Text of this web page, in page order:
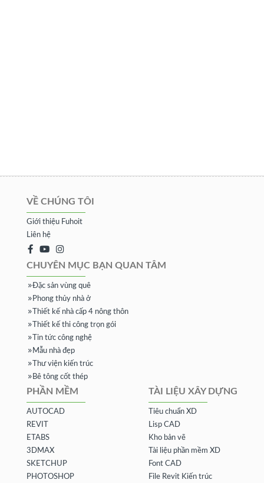
VỀ CHÚNG TÔI
Giới thiệu Fuhoit
Liên hệ
CHUYÊN MỤC BẠN QUAN TÂM
Đặc sản vùng quê
Phong thủy nhà ở
Thiết kế nhà cấp 4 nông thôn
Thiết kế thi công trọn gói
Tin tức công nghệ
Mẫu nhà đẹp
Thư viện kiến trúc
Bê tông cốt thép
PHẦN MỀM
AUTOCAD
REVIT
ETABS
3DMAX
SKETCHUP
PHOTOSHOP
TÀI LIỆU XÂY DỰNG
Tiêu chuẩn XD
Lisp CAD
Kho bản vẽ
Tài liệu phần mềm XD
Font CAD
File Revit Kiến trúc